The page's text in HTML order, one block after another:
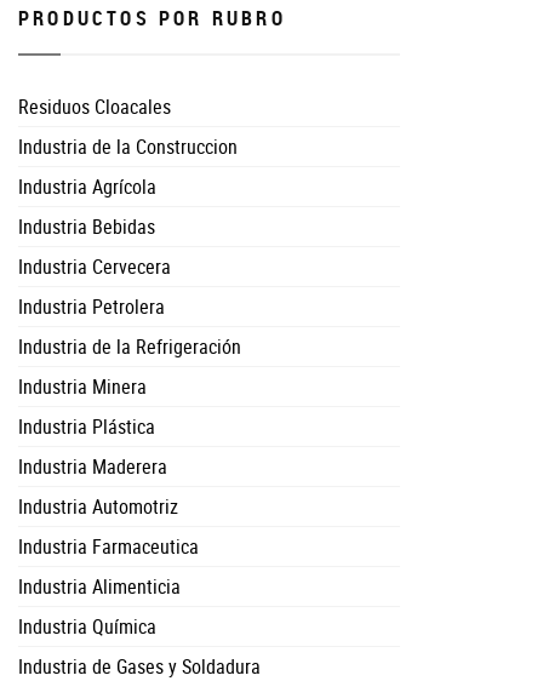
PRODUCTOS POR RUBRO
Residuos Cloacales
Industria de la Construccion
Industria Agrícola
Industria Bebidas
Industria Cervecera
Industria Petrolera
Industria de la Refrigeración
Industria Minera
Industria Plástica
Industria Maderera
Industria Automotriz
Industria Farmaceutica
Industria Alimenticia
Industria Química
Industria de Gases y Soldadura